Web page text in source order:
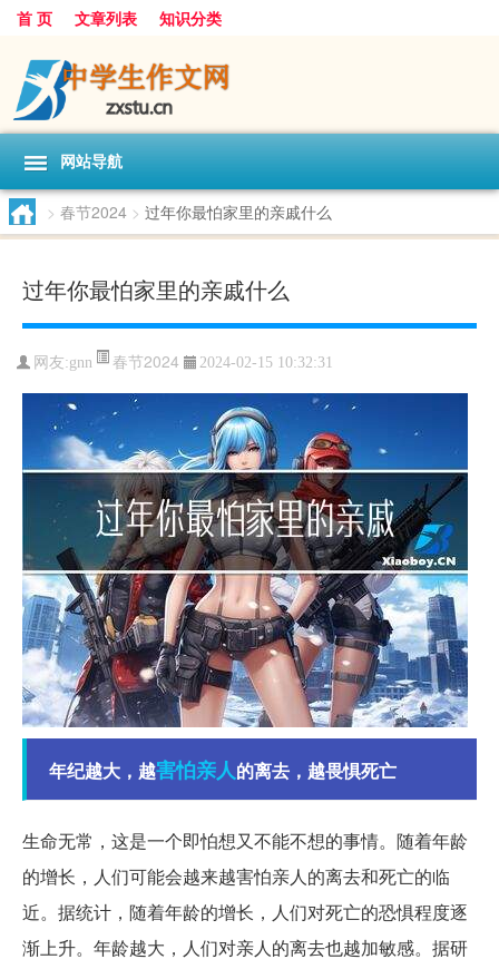
首 页 文章列表 知识分类
网站导航
> 春节2024 > 过年你最怕家里的亲戚什么
过年你最怕家里的亲戚什么
网友:gnn 春节2024 2024-02-15 10:32:31
年纪越大，越害怕亲人的离去，越畏惧死亡
生命无常，这是一个即怕想又不能不想的事情。随着年龄
的增长，人们可能会越来越害怕亲人的离去和死亡的临
近。据统计，随着年龄的增长，人们对死亡的恐惧程度逐
渐上升。年龄越大，人们对亲人的离去也越加敏感。据研